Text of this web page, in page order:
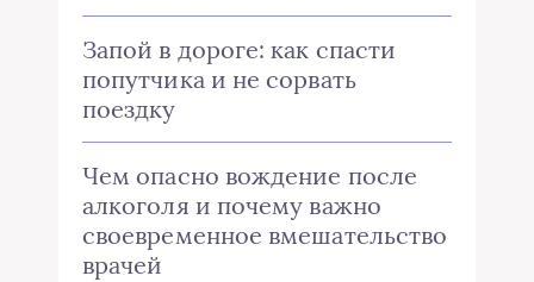
Запой в дороге: как спасти
попутчика и не сорвать
поездку
Чем опасно вождение после
алкоголя и почему важно
своевременное вмешательство
врачей